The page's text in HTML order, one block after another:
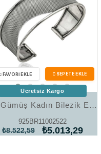
Hk Gümüş Kadın Bilezik Eskitme Desenli |Gümüş Takı Hediyelik Ürünler
925BR11002522
₺5.013,29
₺8.522,59
Ücretsiz Kargo